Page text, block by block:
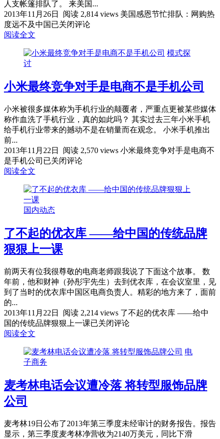
人支帐篷排队了。 来美国...
2013年11月26日
阅读 2,814 views 美国感恩节忙排队：网购热
度远不及中国已关闭评论
阅读全文
模式探
讨
小米最终竞争对手是电商不是手机公司
小米被很多媒体称为手机行业的颠覆者，严重点更被某些媒体
称作血洗了手机行业，真的如此吗？ 其实过去三年小米手机
给手机行业带来的撼动不是在销量而在观念。 小米手机推出
前...
2013年11月22日
阅读 2,570 views 小米最终竞争对手是电商不
是手机公司 已关闭评论
阅读全文
国内动态
了不起的优衣库 ——给中国的传统品牌
狠狠上一课
前两天有位我很尊敬的电商老师跟我说了下面这个故事。 数
年前，他和财神（孙彤宇先生）去到优衣库，在会议室里，见
到了当时的优衣库中国区电商负责人。精彩的地方来了，面前
的...
2013年11月22日
阅读 2,214 views 了不起的优衣库 ——给中
国的传统品牌狠狠上一课已关闭评论
阅读全文
电
子商务
麦考林电话会议遭冷落 将转型服饰品牌
公司
麦考林19日公布了2013年第三季度未经审计的财务报告。报告
显示，第三季度麦考林净营收为2140万美元，同比下滑